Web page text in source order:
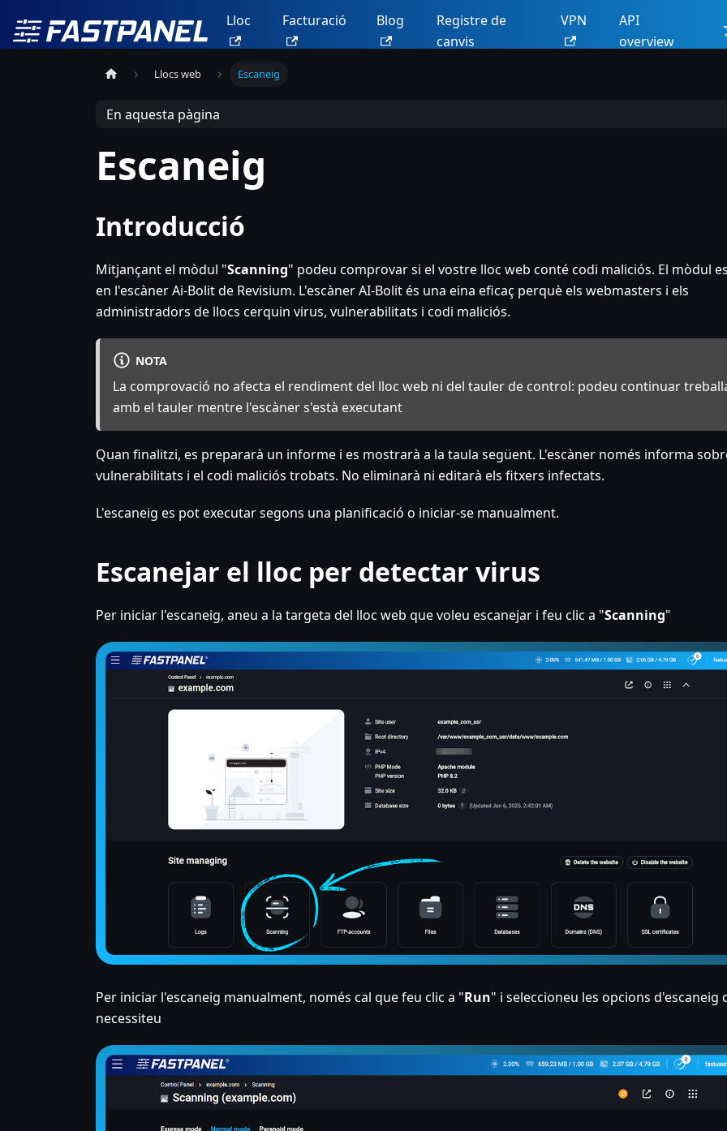
Lloc Facturació Blog
Registre de
canvis
VPN
API
overview
Llocs web Escaneig
En aquesta pàgina
Escaneig
Introducció
Mitjançant el mòdul "Scanning" podeu comprovar si el vostre lloc web conté codi maliciós. El mòdul
en l'escàner Ai-Bolit de Revisium. L'escàner AI-Bolit és una eina eficaç perquè els webmasters i els
administradors de llocs cerquin virus, vulnerabilitats i codi maliciós.
NOTA
La comprovació no afecta el rendiment del lloc web ni del tauler de control: podeu continuar
amb el tauler mentre l'escàner s'està executant
Quan finalitzi, es prepararà un informe i es mostrarà a la taula següent. L'escàner només informa
vulnerabilitats i el codi maliciós trobats. No eliminarà ni editarà els fitxers infectats.
L'escaneig es pot executar segons una planificació o iniciar-se manualment.
Escanejar el lloc per detectar virus
Per iniciar l'escaneig, aneu a la targeta del lloc web que voleu escanejar i feu clic a "Scanning"
Per iniciar l'escaneig manualment, només cal que feu clic a "Run" i seleccioneu les opcions d'escaneig
necessiteu